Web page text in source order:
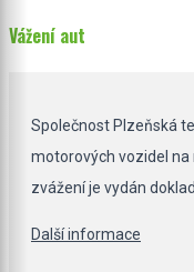
Vážení aut
Společnost Plzeňská
motorových vozidel na
zvážení je vydán
Další informace